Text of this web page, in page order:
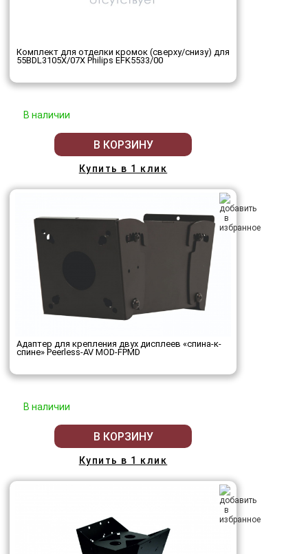
Комплект для отделки кромок (сверху/снизу) для
55BDL3105X/07X Philips EFK5533/00
В наличии
В КОРЗИНУ
Купить в 1 клик
Адаптер для крепления двух дисплеев «спина-к-
спине» Peerless-AV MOD-FPMD
В наличии
В КОРЗИНУ
Купить в 1 клик